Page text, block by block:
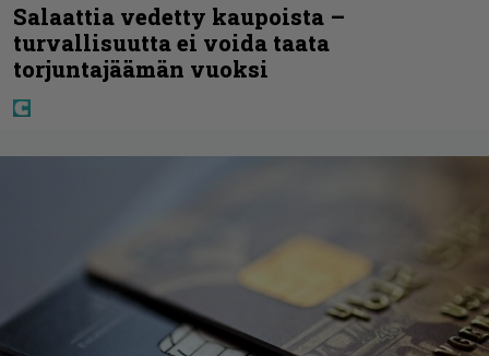
Salaattia vedetty kaupoista –
turvallisuutta ei voida taata
torjuntajäämän vuoksi